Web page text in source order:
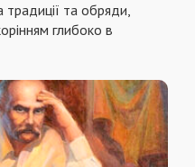
традиції та обряди,
глибоко в